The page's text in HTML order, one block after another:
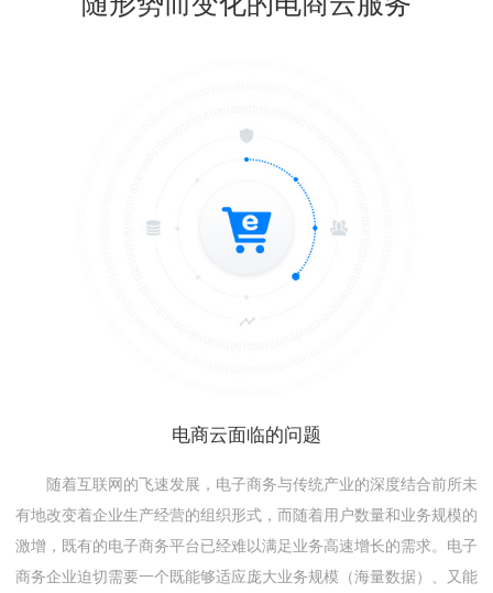
电商云面临的问题
随着互联网的飞速发展，电子商务与传统产业的深度结合前所未
有地改变着企业生产经营的组织形式，而随着用户数量和业务规模的
激增，既有的电子商务平台已经难以满足业务高速增长的需求。电子
商务企业迫切需要一个既能够适应庞大业务规模（海量数据）、又能